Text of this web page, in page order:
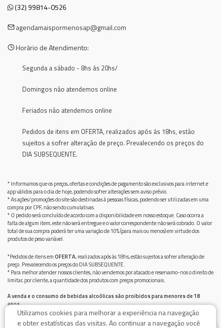
(32) 99814-0526
agendamaispormenosap@gmail.com
Horário de Atendimento:
Segunda a sábado - 8hs ás 20hs/
Domingos não atendemos online
Feriados não atendemos online
Pedidos de itens em OFERTA, realizados após ás 18hs, estão
sujeitos a sofrer alteração de preço. Prevalecendo os preços do
DIA SUBSEQUENTE.
* Informamos que os preços, ofertas e condições de pagamento são exclusivos para internet e
app válidos para o dia de hoje, podendo sofrer alterações sem aviso prévio.
* As ações/promoções do site são destinadas à pessoas físicas, podendo ser utilizadas em uma
compra por CPF, não sendo cumulativas.
* O pedido será concluído de acordo com a disponibilidade em nosso estoque. Caso ocorra a
falta de algum item, este não será entregue e o valor correspondente não será cobrado. O valor
total de sua compra poderá ter uma variação de 10% (para mais ou menos) em virtude dos
produtos de peso variável.
*Pedidos de itens emOFERTA, realizados após ás 18hs, estão sujeitos a sofrer alteração de
preço. Prevalecendo os preços do DIA SUBSEQUENTE.
* Para melhor atender nossos clientes, não vendemos por atacado e reservamo-nos o direito de
limitar, por cliente, a quantidade dos produtos com preços promocionais.
A venda e o consumo de bebidas alcoólicas são proibidos para menores de 18
anos.
Bebida alcoólica pode causar dependência química e, em excesso, provoca graves males à saúde.
Beba com moderação
Utilizamos cookies para melhorar a experiência na navegação
e obter estatísticas das visitas. Ao continuar a navegação você